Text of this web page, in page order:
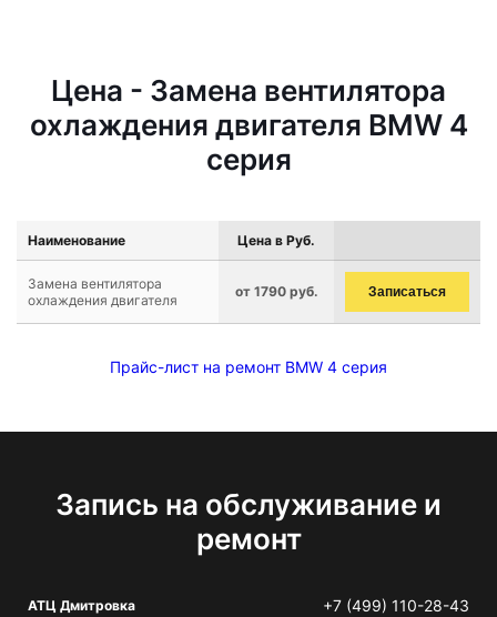
Цена - Замена вентилятора
охлаждения двигателя BMW 4
серия
Наименование Цена в Руб.
Замена вентилятора
охлаждения двигателя
от 1790 руб. Записаться
Прайс-лист на ремонт BMW 4 серия
Запись на обслуживание и
ремонт
АТЦ Дмитровка +7 (499) 110-28-43